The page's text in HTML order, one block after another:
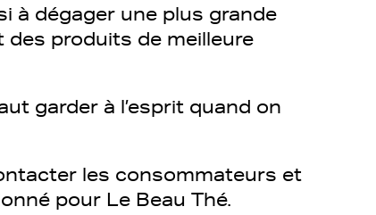
à dégager une plus grande
produits de meilleure
garder à l’esprit quand on
les consommateurs et
pour Le Beau Thé.